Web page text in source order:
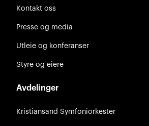
Kontakt oss
Presse og media
Utleie og konferanser
Styre og eiere
Avdelinger
Kristiansand Symfoniorkester